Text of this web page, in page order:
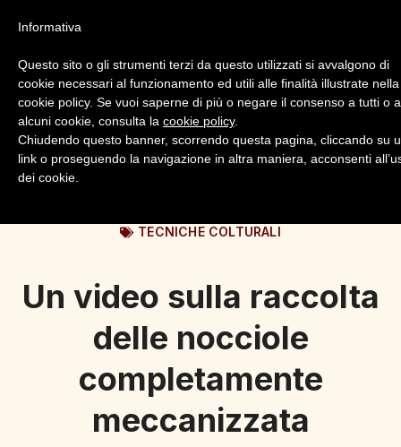
Login Registrazione
TECNICHE COLTURALI
Un video sulla raccolta
delle nocciole
completamente
meccanizzata
Informativa
Questo sito o gli strumenti terzi da questo utilizzati si avvalgono di
cookie necessari al funzionamento ed utili alle finalità illustrate nella
cookie policy. Se vuoi saperne di più o negare il consenso a tutti o
alcuni cookie, consulta la cookie policy.
Chiudendo questo banner, scorrendo questa pagina, cliccando su
link o proseguendo la navigazione in altra maniera, acconsenti
dei cookie.